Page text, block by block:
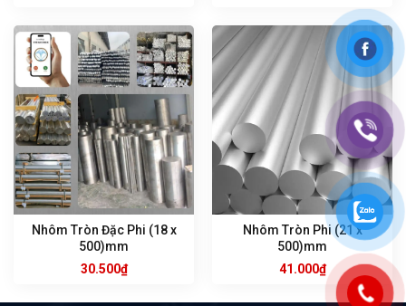
Nhôm Tròn Đặc Phi (18 x
500)mm
30.500₫
Nhôm Tròn Phi (21 x
500)mm
41.000₫